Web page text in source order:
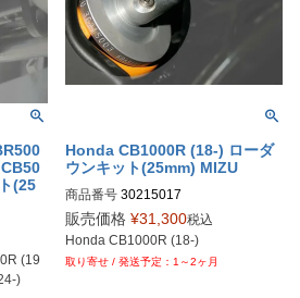
(25
(19
)
Honda CB1000R (18-) ローダ
ウンキット(25mm) MIZU
商品番号 30215017
販売価格 ¥31,300税込
Honda CB1000R (18-)
1～2ヶ月